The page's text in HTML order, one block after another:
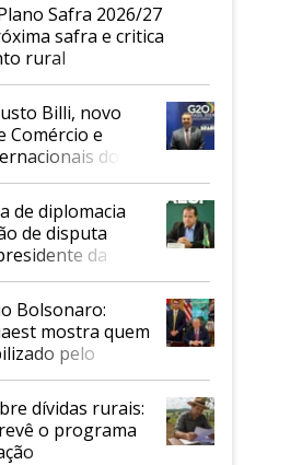
Safra 2026/27
safra e critica
rural
Billi, novo
Comércio e
do
de diplomacia
de disputa
da
Bolsonaro:
mostra quem
pelo
dívidas rurais:
o programa